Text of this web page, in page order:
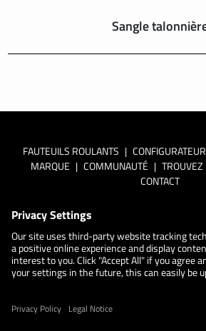
Sangle
FAUTEUILS ROULANTS |
MARQUE | COMMUNAUTÉ | TROUVEZ
CONTACT
En savoir plus sur la